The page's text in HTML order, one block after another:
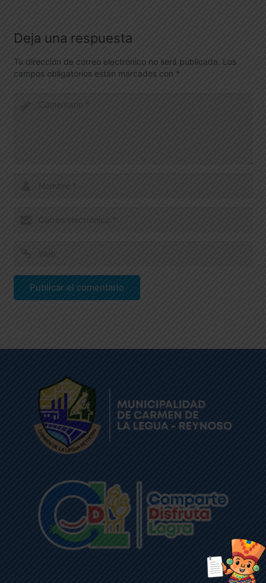
Deja una respuesta
Tu dirección de correo electrónico no será publicada. Los
campos obligatorios están marcados con *